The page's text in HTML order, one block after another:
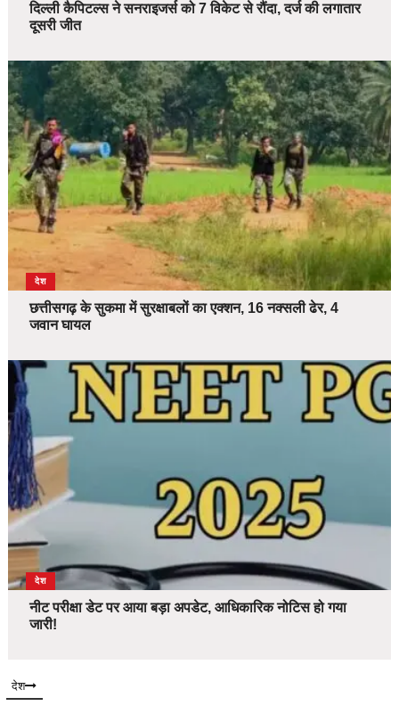
दिल्ली कैपिटल्स ने सनराइजर्स को 7 विकेट से रौंदा, दर्ज की लगातार
दूसरी जीत
देश
छत्तीसगढ़ के सुकमा में सुरक्षाबलों का एक्शन, 16 नक्सली ढेर, 4
जवान घायल
देश
नीट परीक्षा डेट पर आया बड़ा अपडेट, आधिकारिक नोटिस हो गया
जारी!
देश